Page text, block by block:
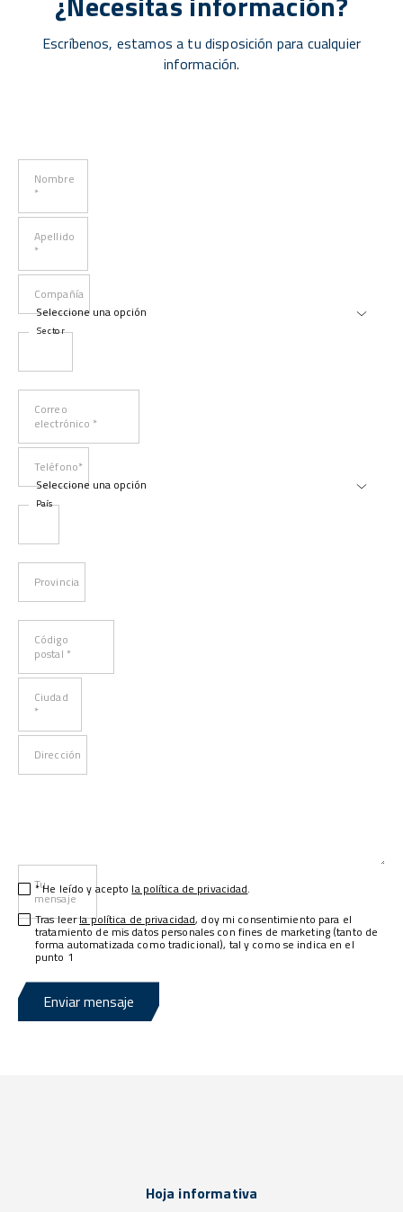
Escríbenos, estamos a tu disposición para cualquier
información.
Nombre
*
Apellido
*
Compañía
Sector
Correo
electrónico *
Teléfono*
País
Provincia
Código
postal *
Ciudad
*
Dirección
Tu
mensaje
* He leído y acepto la política de privacidad.
Tras leerla política de privacidad, doy mi consentimiento para el
tratamiento de mis datos personales con fines de marketing (tanto de
forma automatizada como tradicional), tal y como se indica en el
punto 1
Enviar mensaje
Hoja informativa